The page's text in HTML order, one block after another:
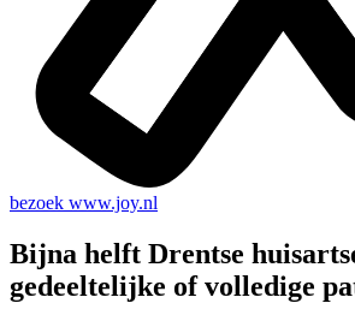
bezoek www.joy.nl
Bijna helft Drentse
gedeeltelijke of volledige